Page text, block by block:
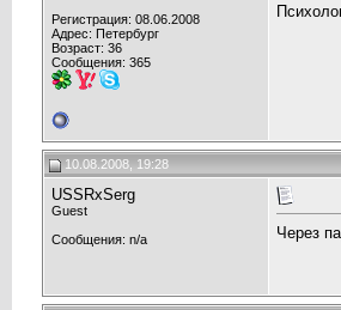
Регистрация: 08.06.2008
Адрес: Петербург
Возраст: 36
Сообщения: 365
10.08.2008, 19:28
USSRxSerg
Guest
Сообщения: n/a
Через